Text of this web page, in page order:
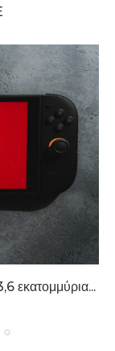
εκατομμύρια...